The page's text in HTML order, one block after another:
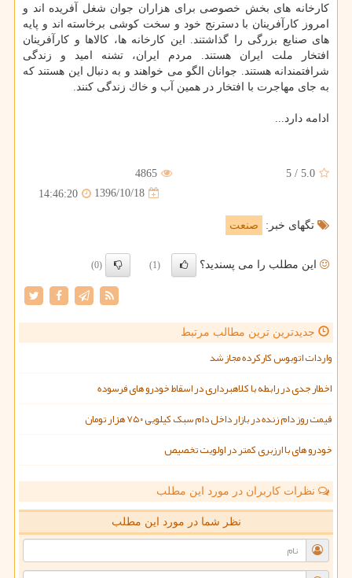
كارخانه های بخش خصوصی برای هزاران جوان شغل آفریده اند و
امروز كارآفرینان با دسترنج خود و سخت كوشی برخاسته اند و پایه
های صنایع بزرگی را گذاشتند. این كارخانه ها، كالاها و كارآفرینان
افتخار ملت ایران هستند. مردم ایران، تشنه امید و زندگی
شرافتمندانه هستند. جوانان الگو می خواهند و به دنبال این هستند كه
به جای مهاجرت با افتخار در همین آب و خاك زندگی كنند.
ادامه دارد...
5.0
/
5
4865
1396/10/18
14:46:20
تگهای خبر: صنعت
این مطلب را می پسندید؟ (1)
(0)
جدیدترین ترین مطالب مرتبط
واردات اتوبوس کارکرده مجاز شد
اخطار جدی در رابطه با کلاهبرداری در اسقاط خودرو های فرسوده
قیمت روز دام زنده در بازار داخل دام سبک کیلویی ۷۵۰ هزار تومان
خودرو های با ارزبری کمتر در اولویت تخصیص
نظرات کاربران در مورد این مطلب
نظر شما در مورد این مطلب